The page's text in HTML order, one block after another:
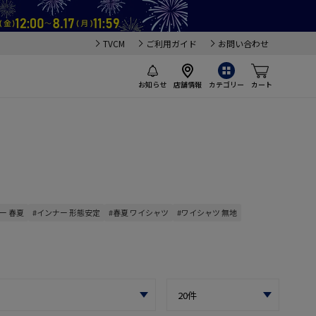
TVCM ご利用ガイド お問い合わせ
お知らせ 店舗情報 カテゴリー カート
春夏 #インナー 形態安定 #春夏 ワイシャツ #ワイシャツ 無地